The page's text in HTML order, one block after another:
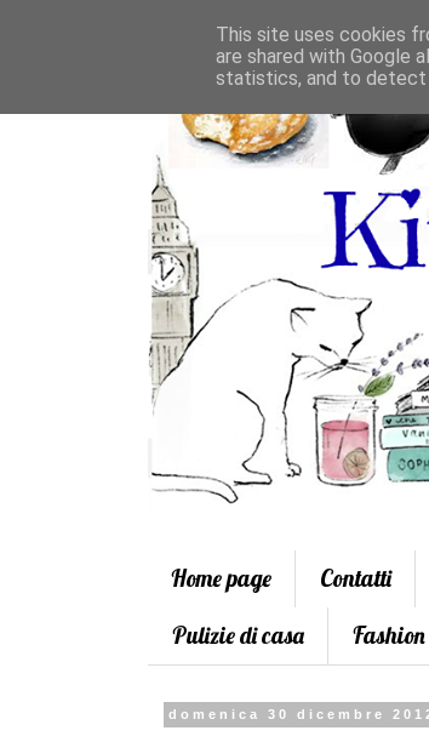
Home page Contatti
Pulizie di casa
Fashion
domenica 30 dicembre
This site uses cookies
are shared with Google
statistics, and to detect